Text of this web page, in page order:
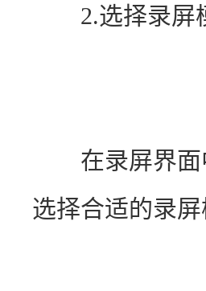
2.选择录屏
在录屏界面
选择合适的录